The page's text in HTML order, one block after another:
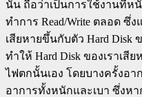
นั้น ถือว่าเป็นการใช้งานที่หนั
ทำการ Read/Write ตลอด ซึ่
เสียหายขึ้นกับตัว Hard Disk
ทำให้ Hard Disk ของเราเสี
ไฟตกนั้นเอง โดยบางครั้งอา
อาการทั้งหนักและเบา ซึ่งหา